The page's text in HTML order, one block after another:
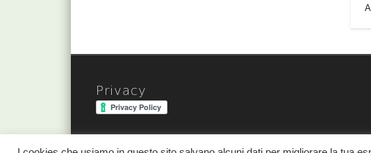
Privacy